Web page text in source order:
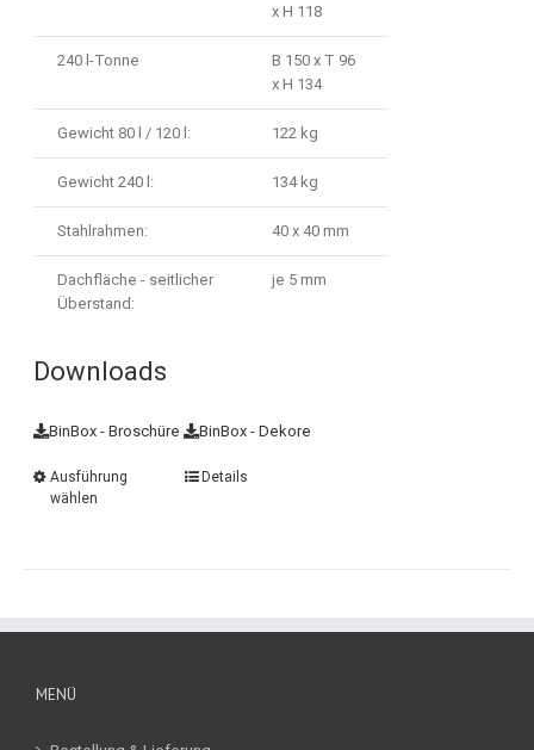
x H 118
240 l-Tonne
B 150 x T 96
x H 134
Gewicht 80 l / 120 l: 122 kg
Gewicht 240 l: 134 kg
Stahlrahmen: 40 x 40 mm
Dachfläche - seitlicher
Überstand:
je 5 mm
Downloads
BinBox - Broschüre BinBox - Dekore
Ausführung
wählen
Details
MENÜ